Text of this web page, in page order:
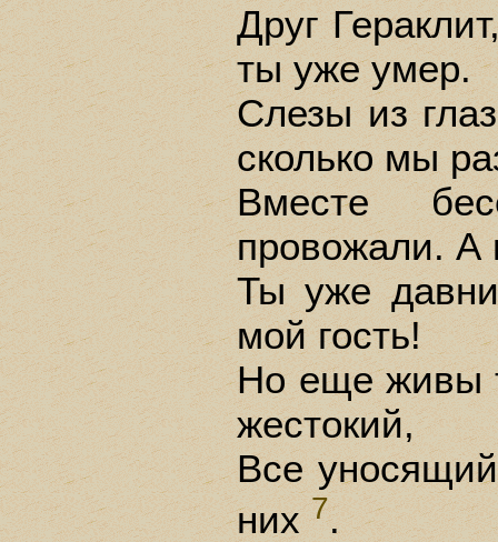
Друг
ты уже умер.
Слезы из
сколько мы
Вместе
провожали. А
Ты уже
мой гость!
Но еще живы
жестокий,
Все
них7.